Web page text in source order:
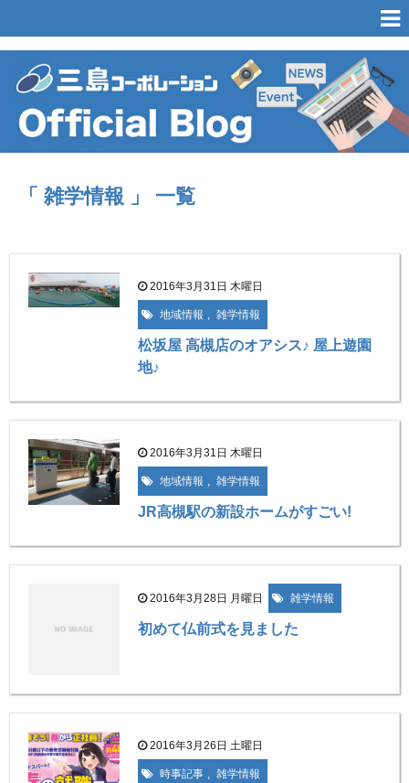
「 雑学情報 」 一覧
2016年3月31日 木曜日
地域情報 雑学情報
松坂屋 高槻店のオアシス♪ 屋上遊園
地♪
2016年3月31日 木曜日
地域情報 雑学情報
JR高槻駅の新設ホームがすごい!
2016年3月28日 月曜日 雑学情報
初めて仏前式を見ました
2016年3月26日 土曜日
時事記事 雑学情報